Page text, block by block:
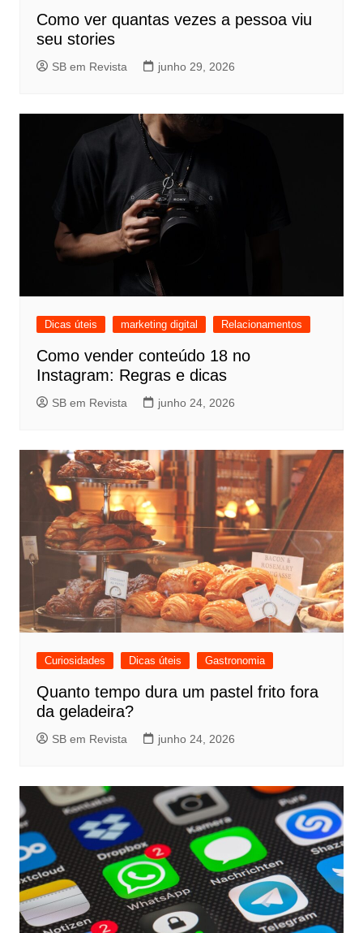
Como ver quantas vezes a pessoa viu
seu stories
SB em Revista junho 29, 2026
Dicas úteis marketing digital Relacionamentos
Como vender conteúdo 18 no
Instagram: Regras e dicas
SB em Revista junho 24, 2026
Curiosidades Dicas úteis Gastronomia
Quanto tempo dura um pastel frito fora
da geladeira?
SB em Revista junho 24, 2026